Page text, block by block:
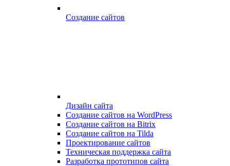
Создание сайтов
Дизайн сайта
Создание сайтов на WordPress
Создание сайтов на Bitrix
Создание сайтов на Tilda
Проектирование сайтов
Техническая поддержка сайта
Разработка прототипов сайта